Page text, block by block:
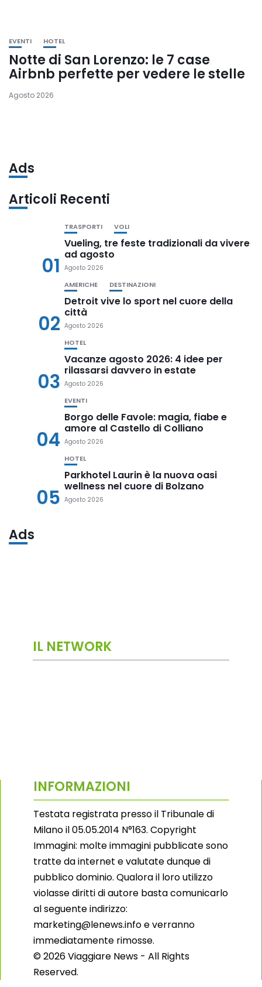
EVENTI HOTEL
Notte di San Lorenzo: le 7 case
Airbnb perfette per vedere le stelle
Agosto 2026
Ads
Articoli Recenti
01
TRASPORTI VOLI
Vueling, tre feste tradizionali da vivere
ad agosto
Agosto 2026
02
AMERICHE DESTINAZIONI
Detroit vive lo sport nel cuore della
città
Agosto 2026
03
HOTEL
Vacanze agosto 2026: 4 idee per
rilassarsi davvero in estate
Agosto 2026
04
EVENTI
Borgo delle Favole: magia, fiabe e
amore al Castello di Colliano
Agosto 2026
05
HOTEL
Parkhotel Laurin è la nuova oasi
wellness nel cuore di Bolzano
Agosto 2026
Ads
IL NETWORK
INFORMAZIONI
Testata registrata presso il Tribunale di
Milano il 05.05.2014 N°163. Copyright
Immagini: molte immagini pubblicate sono
tratte da internet e valutate dunque di
pubblico dominio. Qualora il loro utilizzo
violasse diritti di autore basta comunicarlo
al seguente indirizzo:
marketing@lenews.info e verranno
immediatamente rimosse.
© 2026 Viaggiare News - All Rights
Reserved.